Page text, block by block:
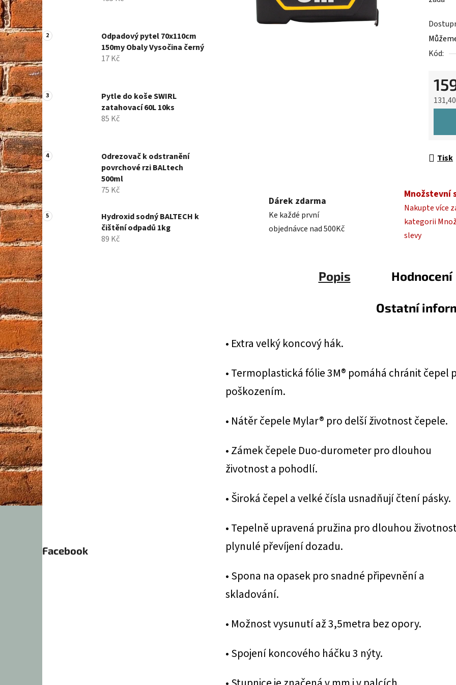
p
a
n
e
l
Odpadový pytel 70x110cm
150my Obaly Vysočina černý
17 Kč
Pytle do koše SWIRL
zatahovací 60L 10ks
85 Kč
Odrezovač k odstranění
povrchové rzi BALtech
500ml
75 Kč
Hydroxid sodný BALTECH k
čištění odpadů 1kg
89 Kč
Facebook
5
Kód:
Tisk
Dárek zdarma
Ke každé první
objednávce nad 500Kč
Množstevní
Nakupte více
kategorii
slevy
Popis Hodnocení
Ostatní
• Extra velký koncový hák.
• Termoplastická fólie 3M® pomáhá chránit čepel
poškozením.
• Nátěr čepele Mylar® pro delší životnost čepele.
• Zámek čepele Duo-durometer pro dlouhou
životnost a pohodlí.
• Široká čepel a velké čísla usnadňují čtení pásky.
• Tepelně upravená pružina pro dlouhou
plynulé převíjení dozadu.
• Spona na opasek pro snadné připevnění a
skladování.
• Možnost vysunutí až 3,5metra bez opory.
• Spojení koncového háčku 3 nýty.